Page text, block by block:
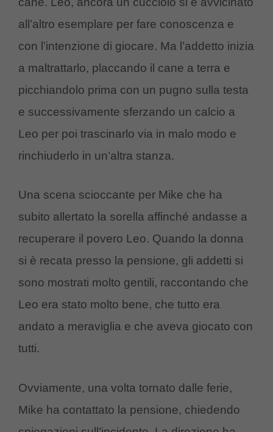
all’altro esemplare per fare conoscenza e
con l’intenzione di giocare. Ma l’addetto inizia
a maltrattarlo, placcando il cane a terra e
picchiandolo prima con un pugno sulla testa
e successivamente sferzando un calcio a
Leo per poi trascinarlo via in malo modo e
rinchiuderlo in un’altra stanza.
Una scena scioccante per Mike che ha
subito allertato la sorella affinché andasse a
recuperare il povero Leo. Quando la donna
si è recata presso la pensione, gli addetti si
sono mostrati molto gentili, raccontando che
Leo era stato molto bene, che tutto era
andato a meraviglia e che aveva giocato con
tutti.
Ovviamente, una volta tornato dalle ferie,
Mike ha contattato la pensione, chiedendo